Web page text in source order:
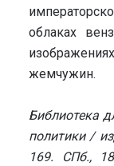
облаках
жемчужин.
Библиотека
политики /
169. СПб.,